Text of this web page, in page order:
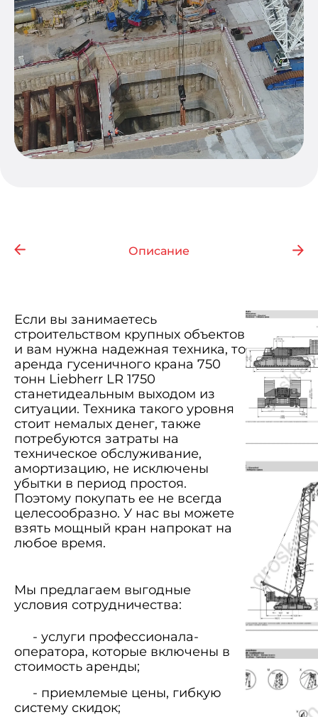
Описание
Если вы занимаетесь
строительством крупных объектов
и вам нужна надежная техника, то
аренда гусеничного крана 750
тонн Liebherr LR 1750
станетидеальным выходом из
ситуации. Техника такого уровня
стоит немалых денег, также
потребуются затраты на
техническое обслуживание,
амортизацию, не исключены
убытки в период простоя.
Поэтому покупать ее не всегда
целесообразно. У нас вы можете
взять мощный кран напрокат на
любое время.
Мы предлагаем выгодные
условия сотрудничества:
- услуги профессионала-
оператора, которые включены в
стоимость аренды;
- приемлемые цены, гибкую
систему скидок;